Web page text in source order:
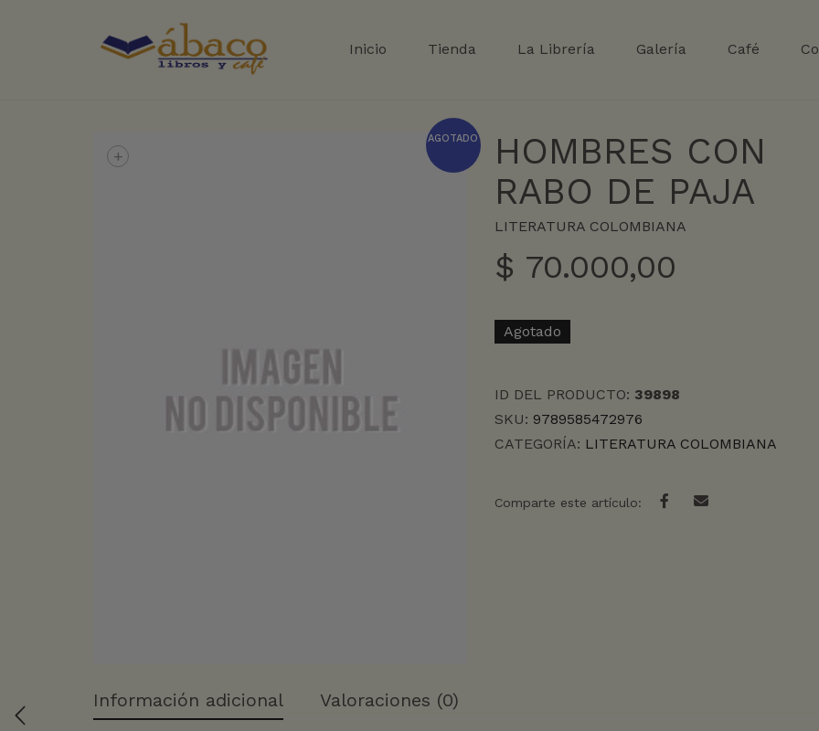
Inicio Tienda La Librería Galería Café
AGOTADO
+
HOMBRES CON
RABO DE PAJA
LITERATURA COLOMBIANA
$ 70.000,00
Agotado
ID DEL PRODUCTO: 39898
SKU: 9789585472976
CATEGORÍA: LITERATURA COLOMBIANA
Comparte este artículo:
Información adicional Valoraciones (0)